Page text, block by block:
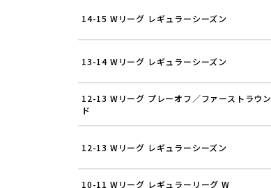
14-15 Wリーグ レギュラーシーズン
13-14 Wリーグ レギュラーシーズン
12-13 Wリーグ プレーオフ／ファーストラウン
ド
12-13 Wリーグ レギュラーシーズン
10-11 Wリーグ レギュラーリーグ W